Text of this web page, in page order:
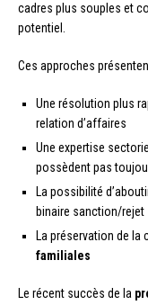
cadres plus souples et
potentiel.
Ces approches
Une résolution plus
relation d’affaires
Une expertise
possèdent pas
La possibilité
binaire sanction/rejet
La préservation de la
familiales
Le récent succès de la